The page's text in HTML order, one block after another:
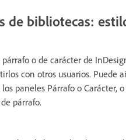
de bibliotecas:
o de carácter de
con otros usuarios. Puede
paneles Párrafo o Carácter,
párrafo.